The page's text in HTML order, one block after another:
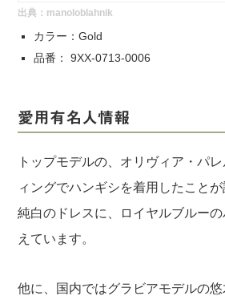
出典： manoloblahnik
カラー：Gold
品番： 9XX-0713-0006
愛用有名人情報
トップモデルの、オリヴィア・パ
ィングでハンギシを着用したことが
純白のドレスに、ロイヤルブルー
えています。
他に、国内ではグラビアモデルの